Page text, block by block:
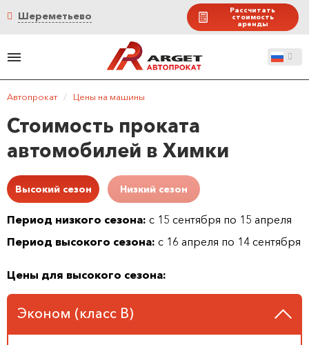
Шереметьево Рассчитать
стоимость
аренды
Автопрокат / Цены на машины
Стоимость проката
автомобилей в Химки
Высокий сезон Низкий сезон
Период низкого сезона: с 15 сентября по 15 апреля
Период высокого сезона: с 16 апреля по 14 сентября
Цены для высокого сезона:
Эконом (класс B)